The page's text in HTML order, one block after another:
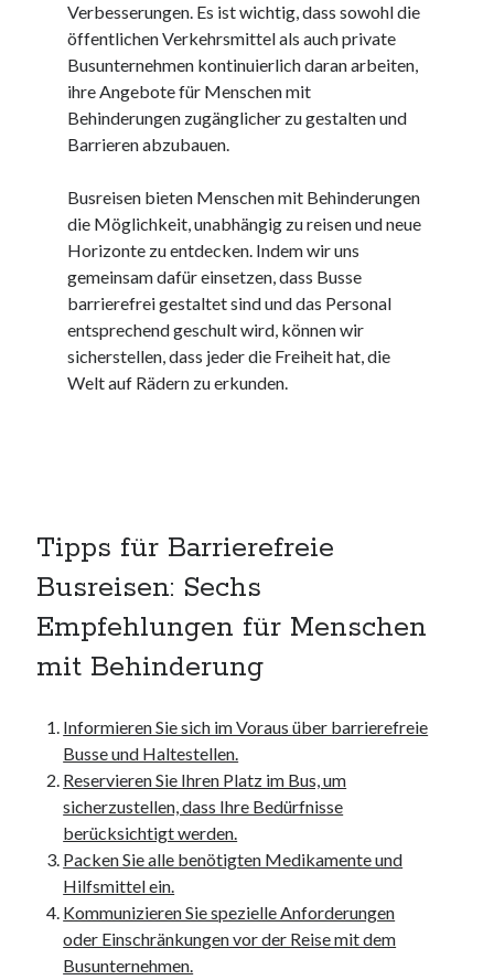
kultur
kunst und handwerk
nordsee
nordsee urlaub
ostsee
privatumzug
rollstuhlgerechte ferienwohnung
seniorenreisen
sportunterricht
türmaße
typo3
umzugskartons
Verbesserungen. Es ist wichtig, dass sowohl die
öffentlichen Verkehrsmittel als auch private
Busunternehmen kontinuierlich daran arbeiten,
ihre Angebote für Menschen mit
Behinderungen zugänglicher zu gestalten und
Barrieren abzubauen.
Busreisen bieten Menschen mit Behinderungen
die Möglichkeit, unabhängig zu reisen und neue
Horizonte zu entdecken. Indem wir uns
gemeinsam dafür einsetzen, dass Busse
barrierefrei gestaltet sind und das Personal
entsprechend geschult wird, können wir
sicherstellen, dass jeder die Freiheit hat, die
Welt auf Rädern zu erkunden.
Tipps für Barrierefreie
Busreisen: Sechs
Empfehlungen für Menschen
mit Behinderung
Informieren Sie sich im Voraus über barrierefreie
Busse und Haltestellen.
Reservieren Sie Ihren Platz im Bus, um
sicherzustellen, dass Ihre Bedürfnisse
berücksichtigt werden.
Packen Sie alle benötigten Medikamente und
Hilfsmittel ein.
Kommunizieren Sie spezielle Anforderungen
oder Einschränkungen vor der Reise mit dem
Busunternehmen.